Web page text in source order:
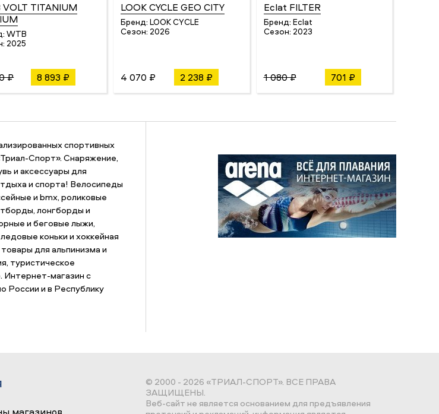
TITANIUM
WTB
2025
₽ 8 893 ₽
LOOK CYCLE GEO CITY
Бренд: LOOK CYCLE
Сезон: 2026
4 070 ₽ 2 238 ₽
Eclat FILTER
Бренд: Eclat
Сезон: 2023
1 080 ₽ 701 ₽
спортивных
Спорт». Снаряжение,
и аксессуары для
и спорта! Велосипеды
и bmx, роликовые
лонгборды и
и беговые лыжи,
коньки и хоккейная
для альпинизма и
туристическое
Интернет-магазин с
России и в Республику
© 2000 - 2026 «ТРИАЛ-СПОРТ». ВСЕ ПРАВА
ЗАЩИЩЕНЫ.
Веб-сайт не является основанием для предъявления